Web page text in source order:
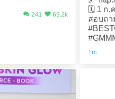
241 69.2k
🗓️ 1 ก.
สอบถา
1m